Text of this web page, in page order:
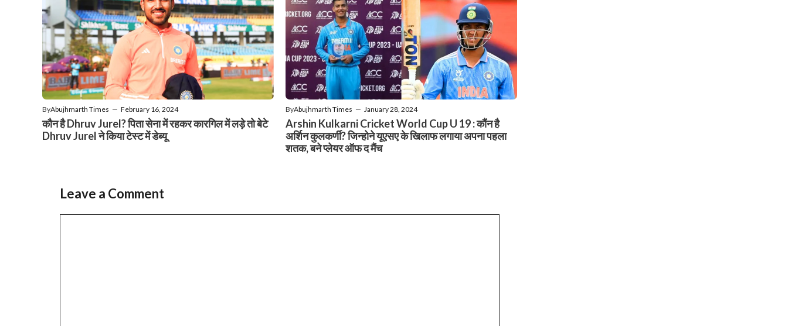
ByAbujhmarth Times — February 16, 2024
कौन है Dhruv Jurel? पिता सेना में रहकर कारगिल में लड़े तो बेटे
Dhruv Jurel ने किया टेस्ट में डेब्यू
ByAbujhmarth Times — January 28, 2024
Arshin Kulkarni Cricket World Cup U 19 : कौंन है
अर्शिन कुलकर्णी? जिन्होने यूएसए के खिलाफ लगाया अपना पहला
शतक, बने प्लेयर ऑफ द मैंच
Leave a Comment